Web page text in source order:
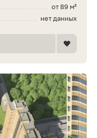
от 89 м²
нет данных